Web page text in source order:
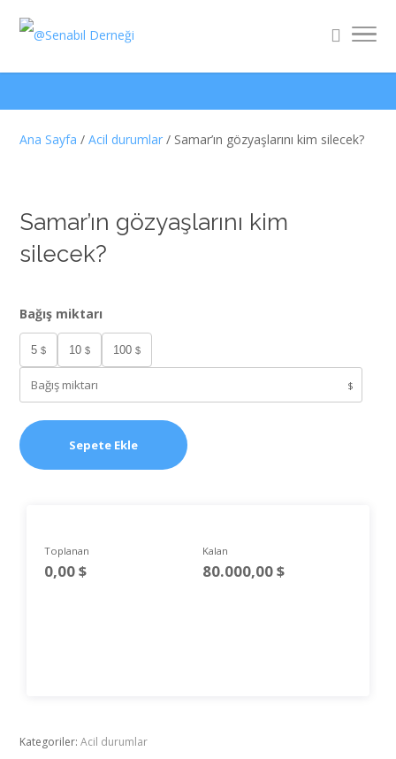
Ana Sayfa / Acil durumlar / Samar’ın gözyaşlarını kim silecek?
Samar’ın gözyaşlarını kim
silecek?
Bağış miktarı
5 $ 10 $ 100 $
$
Sepete Ekle
Toplanan
0,00$
Kalan
80.000,00$
Kategoriler: Acil durumlar